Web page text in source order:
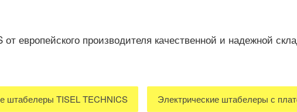
европейского производителя качественной и надежной
штабелеры TISEL TECHNICS Электрические штабелеры с